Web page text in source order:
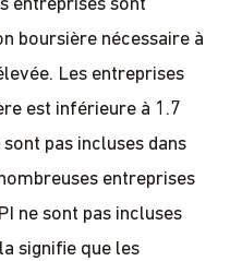
entreprises sont
boursière nécessaire à
Les entreprises
est inférieure à 1.7
pas incluses dans
entreprises
ne sont pas incluses
signifie que les